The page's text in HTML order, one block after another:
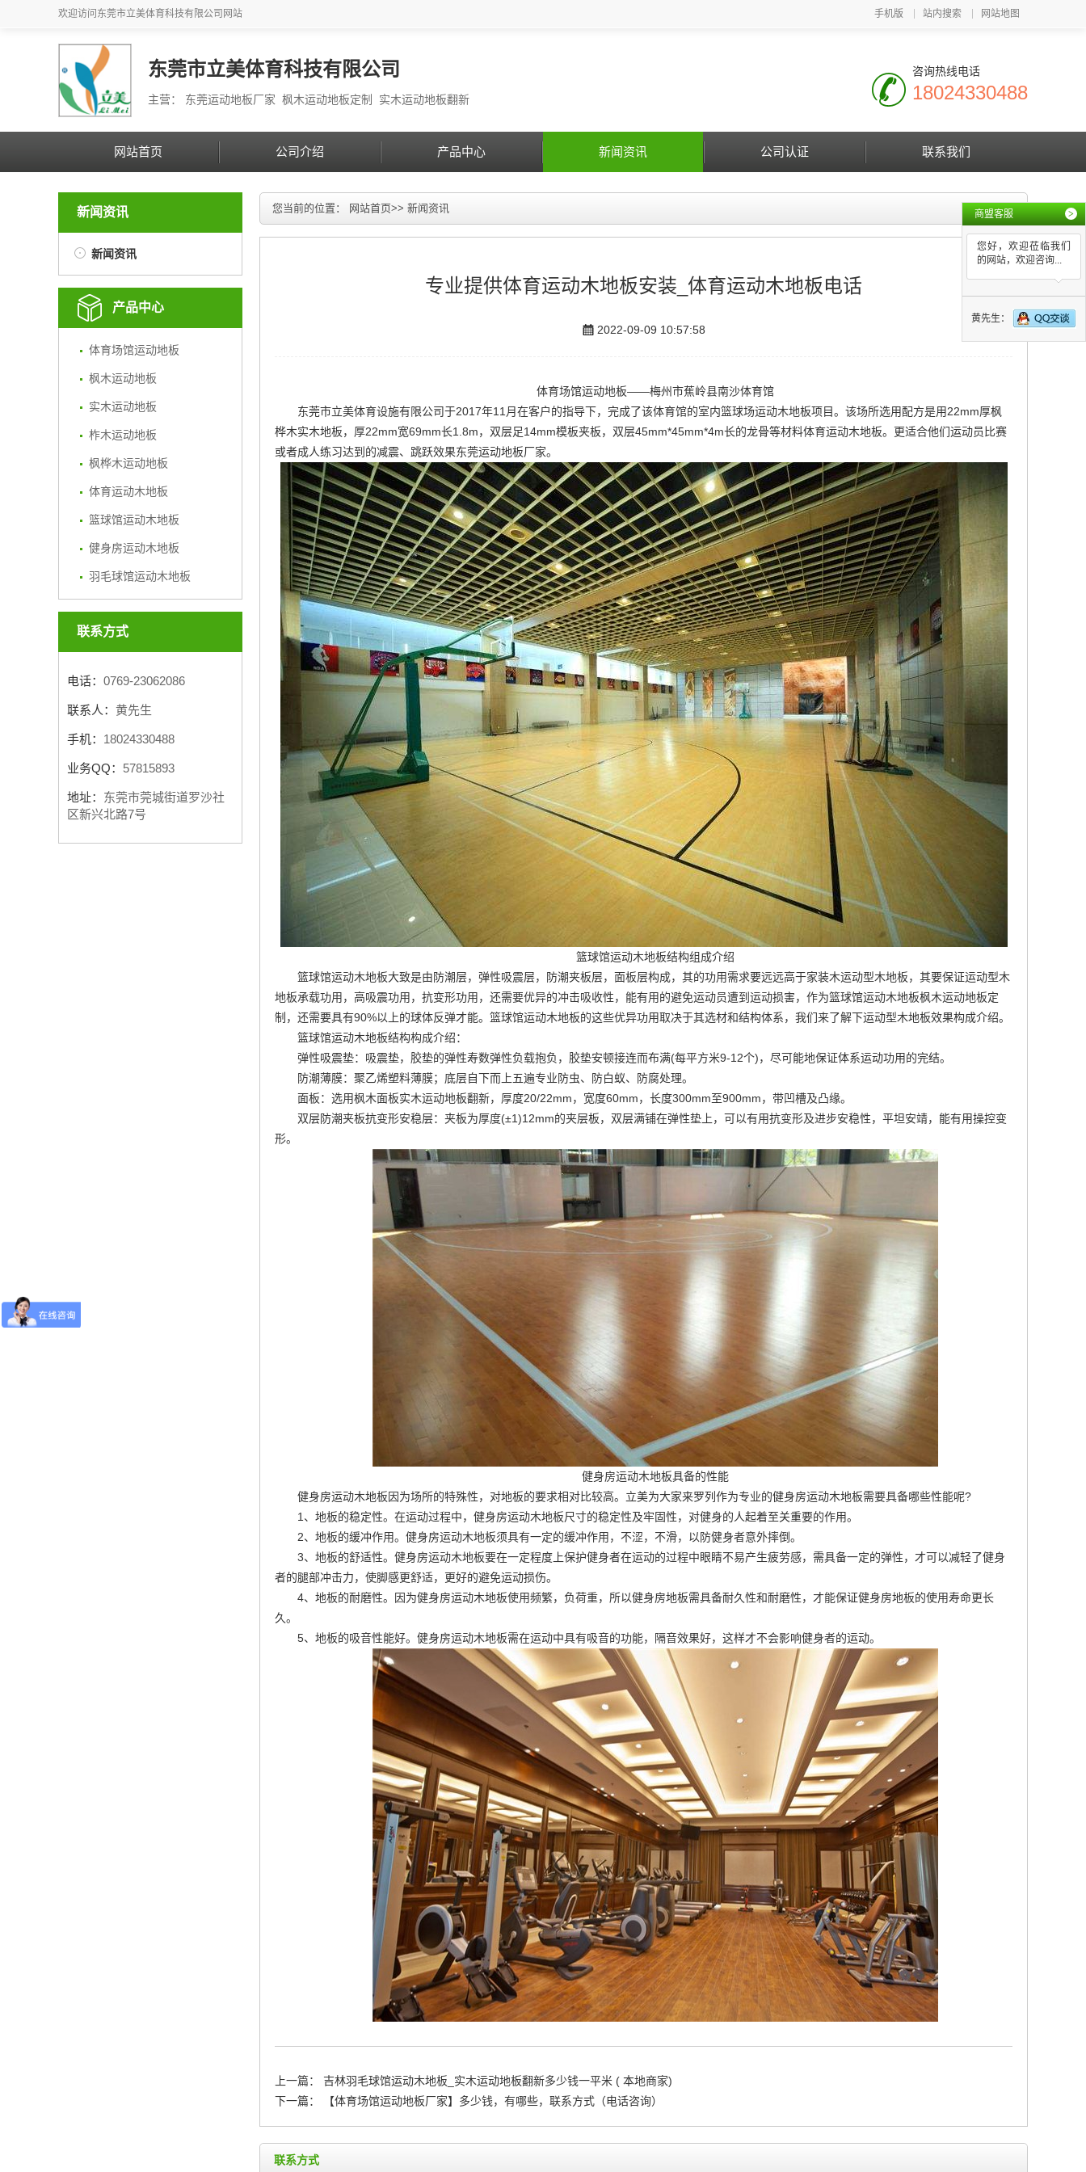
欢迎访问 东莞市立美体育科技有限公司 网站 手机版 站内搜索 网站地图
东莞市立美体育科技有限公司
主营： 东莞运动地板厂家 枫木运动地板定制 实木运动地板翻新
咨询热线电话
18024330488
网站首页 公司介绍 产品中心 新闻资讯 公司认证 联系我们
新闻资讯
新闻资讯
产品中心
体育场馆运动地板
枫木运动地板
实木运动地板
柞木运动地板
枫桦木运动地板
体育运动木地板
篮球馆运动木地板
健身房运动木地板
羽毛球馆运动木地板
联系方式
电话： 0769-23062086
联系人： 黄先生
手机： 18024330488
业务QQ： 57815893
地址： 东莞市莞城街道罗沙社
区新兴北路7号
您当前的位置： 网站首页>> 新闻资讯
专业提供体育运动木地板安装_体育运动木地板电话
2022-09-09 10:57:58
体育场馆运动地板——梅州市蕉岭县南沙体育馆
东莞市立美体育设施有限公司于2017年11月在客户的指导下，完成了该体育馆的室内篮球场运动木地板项目。该场所选用配方是用22mm厚枫
桦木实木地板，厚22mm宽69mm长1.8m，双层足14mm模板夹板，双层45mm*45mm*4m长的龙骨等材料体育运动木地板。更适合他们运动员比赛
或者成人练习达到的减震、跳跃效果东莞运动地板厂家。
篮球馆运动木地板结构组成介绍
篮球馆运动木地板大致是由防潮层，弹性吸震层，防潮夹板层，面板层构成，其的功用需求要远远高于家装木运动型木地板，其要保证运动型木
地板承载功用，高吸震功用，抗变形功用，还需要优异的冲击吸收性，能有用的避免运动员遭到运动损害，作为篮球馆运动木地板枫木运动地板定
制 ，还需要具有90%以上的球体反弹才能。篮球馆运动木地板的这些优异功用取决于其选材和结构体系，我们来了解下运动型木地板效果构成介绍。
篮球馆运动木地板结构构成介绍：
弹性吸震垫：吸震垫，胶垫的弹性寿数弹性负载抱负，胶垫安顿接连而布满(每平方米9-12个)，尽可能地保证体系运动功用的完结。
防潮薄膜：聚乙烯塑料薄膜；底层自下而上五遍专业防虫、防白蚁、防腐处理。
面板：选用枫木面板实木运动地板翻新，厚度20/22mm，宽度60mm，长度300mm至900mm，带凹槽及凸缘。
双层防潮夹板抗变形安稳层：夹板为厚度(±1)12mm的夹层板，双层满铺在弹性垫上，可以有用抗变形及进步安稳性，平坦安靖，能有用操控变
形。
健身房运动木地板具备的性能
健身房运动木地板因为场所的特殊性，对地板的要求相对比较高。立美为大家来罗列作为专业的健身房运动木地板需要具备哪些性能呢?
1、地板的稳定性。在运动过程中，健身房运动木地板尺寸的稳定性及牢固性，对健身的人起着至关重要的作用。
2、地板的缓冲作用。健身房运动木地板须具有一定的缓冲作用，不涩，不滑，以防健身者意外摔倒。
3、地板的舒适性。健身房运动木地板要在一定程度上保护健身者在运动的过程中眼睛不易产生疲劳感，需具备一定的弹性，才可以减轻了健身
者的腿部冲击力，使脚感更舒适，更好的避免运动损伤。
4、地板的耐磨性。因为健身房运动木地板使用频繁，负荷重，所以健身房地板需具备耐久性和耐磨性，才能保证健身房地板的使用寿命更长
久。
5、地板的吸音性能好。健身房运动木地板需在运动中具有吸音的功能，隔音效果好，这样才不会影响健身者的运动。
上一篇：
吉林羽毛球馆运动木地板_实木运动地板翻新多少钱一平米 ( 本地商家)
下一篇：
【体育场馆运动地板厂家】多少钱，有哪些，联系方式（电话咨询）
联系方式
商盟客服 >
您好，欢迎莅临我们
的网站，欢迎咨询...
黄先生：